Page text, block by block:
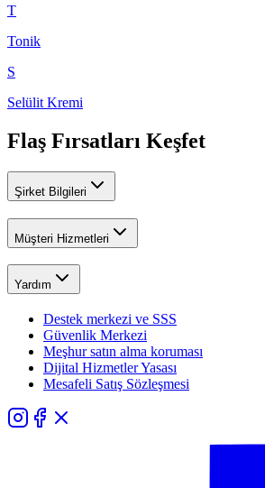
T
Tonik
S
Selülit Kremi
Flaş Fırsatları Keşfet
Şirket Bilgileri
Müşteri Hizmetleri
Yardım
Destek merkezi ve SSS
Güvenlik Merkezi
Meşhur satın alma koruması
Dijital Hizmetler Yasası
Mesafeli Satış Sözleşmesi